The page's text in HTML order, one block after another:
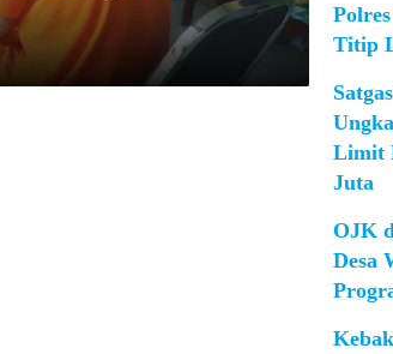
Titip
Limit
Juta
OJK
Desa